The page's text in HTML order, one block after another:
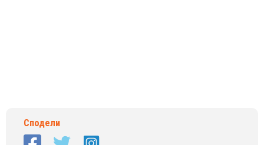
Сподели